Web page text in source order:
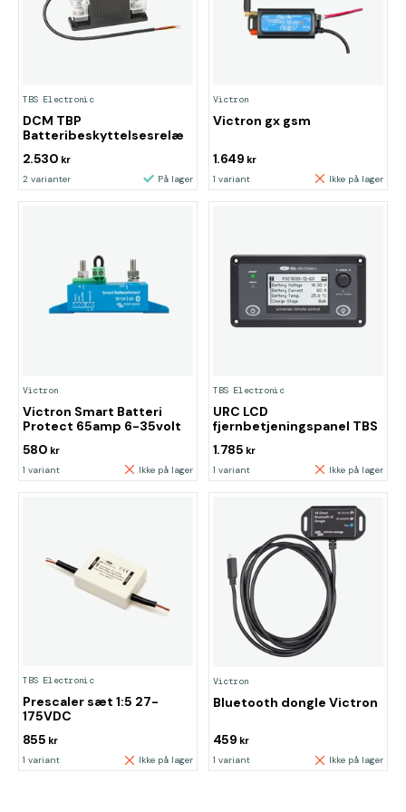
TBS Electronic
DCM TBP
Batteribeskyttelsesrelæ
2.530 kr
2 varianter På lager
Victron
Victron gx gsm
1.649 kr
1 variant Ikke på lager
Victron
Victron Smart Batteri
Protect 65amp 6-35volt
580 kr
1 variant Ikke på lager
TBS Electronic
URC LCD
fjernbetjeningspanel TBS
1.785 kr
1 variant Ikke på lager
TBS Electronic
Prescaler sæt 1:5 27-
175VDC
855 kr
1 variant Ikke på lager
Victron
Bluetooth dongle Victron
459 kr
1 variant Ikke på lager